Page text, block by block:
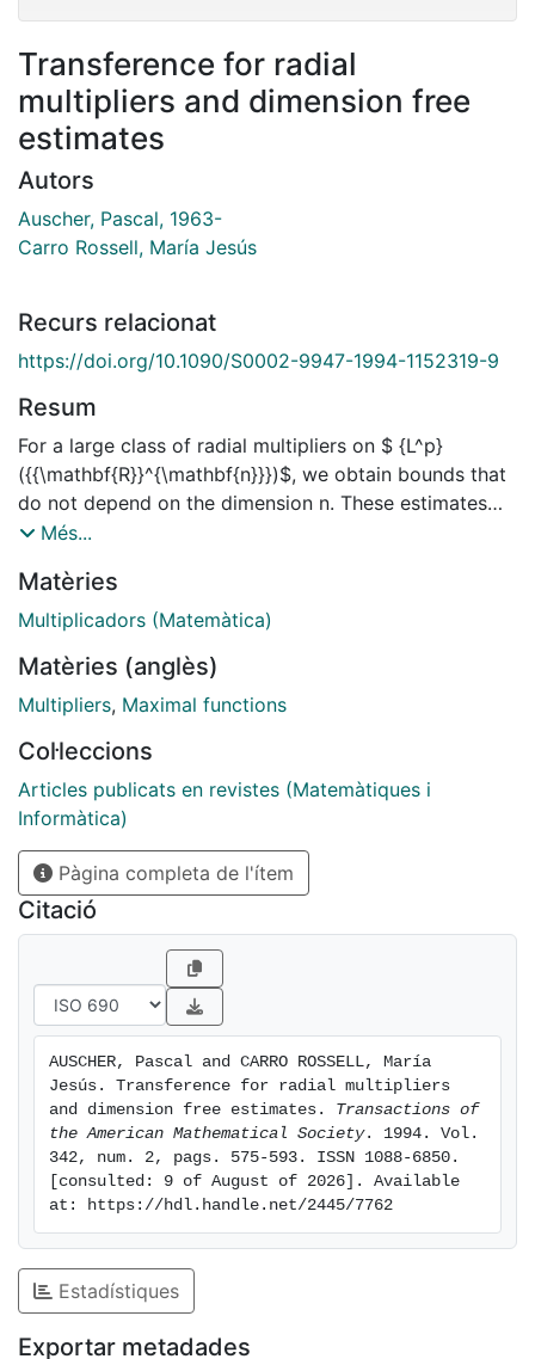
Transference for radial
multipliers and dimension free
estimates
Autors
Auscher, Pascal, 1963-
Carro Rossell, María Jesús
Recurs relacionat
https://doi.org/10.1090/S0002-9947-1994-1152319-9
Resum
For a large class of radial multipliers on $ {L^p}
({{\mathbf{R}}^{\mathbf{n}}})$, we obtain bounds that
do not depend on the dimension n. These estimates
apply to well-known multiplier operators and also give
Littlewood maximal function over Euclidean balls on $
{L^p}({{\mathbf{R}}^{\mathbf{n}}})$, $ p \geq 2$, with
based on the corresponding result for the Riesz
transforms and the method of rotations.
Més...
Matèries
Multiplicadors (Matemàtica)
Matèries (anglès)
Multipliers, Maximal functions
Col·leccions
Articles publicats en revistes (Matemàtiques i
Informàtica)
Pàgina completa de l'ítem
Citació
AUSCHER, Pascal and CARRO ROSSELL, María
Jesús. Transference for radial multipliers
and dimension free estimates. Transactions of
the American Mathematical Society. 1994. Vol.
342, num. 2, pags. 575-593. ISSN 1088-6850.
[consulted: 9 of August of 2026]. Available
at: https://hdl.handle.net/2445/7762
Estadístiques
Exportar metadades